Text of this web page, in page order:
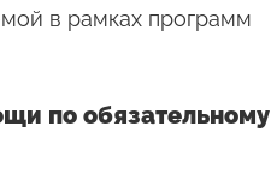
в рамках программ
по обязательному